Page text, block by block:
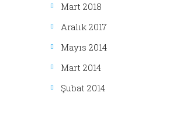
Mart 2018
Aralık 2017
Mayıs 2014
Mart 2014
Şubat 2014